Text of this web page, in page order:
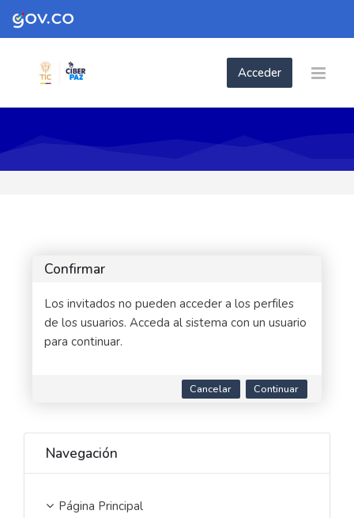
Skip to navigation
Skip to login form
Skip to footer
Saltar al contenido principal
Acceder
Confirmar
Los invitados no pueden acceder a los perfiles
de los usuarios. Acceda al sistema con un usuario
para continuar.
Cancelar Continuar
Navegación
Página Principal